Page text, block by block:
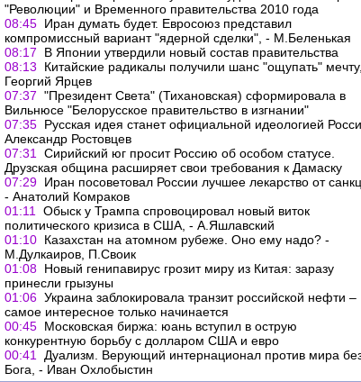
"Революции" и Временного правительства 2010 года
08:45 Иран думать будет. Евросоюз представил
компромиссный вариант "ядерной сделки", - М.Беленькая
08:17
В Японии утвердили новый состав правительства
08:13
Китайские радикалы получили шанс "ощупать"
Георгий Ярцев
07:37 "Президент Света" (Тихановская) сформировала в
Вильнюсе "Белорусское правительство в изгнании"
07:35 Русская идея станет официальной идеологией
Александр Ростовцев
07:31
Сирийский юг просит Россию об особом статусе.
Друзская община расширяет свои требования к Дамаску
07:29 Иран посоветовал России лучшее лекарство от
- Анатолий Комраков
01:11
Обыск у Трампа спровоцировал новый виток
политического кризиса в США, - А.Яшлавский
01:10 Казахстан на атомном рубеже. Оно ему надо? -
М.Дулкаиров, П.Своик
01:08 Новый генипавирус грозит миру из Китая: заразу
принесли грызуны
01:06 Украина заблокировала транзит российской нефти –
самое интересное только начинается
00:45 Московская биржа: юань вступил в острую
конкурентную борьбу с долларом США и евро
00:41
Дуализм. Верующий интернационал против мира
Бога, - Иван Охлобыстин